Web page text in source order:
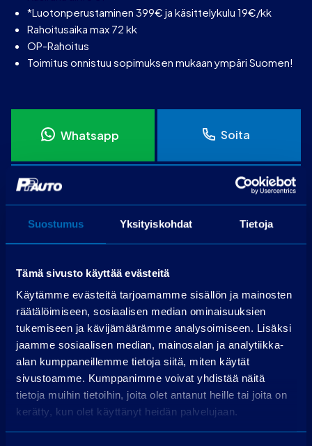
Suostumus Yksityiskohdat Tietoja
Tämä sivusto käyttää evästeitä
Käytämme evästeitä tarjoamamme sisällön ja mainosten
räätälöimiseen, sosiaalisen median ominaisuuksien
tukemiseen ja kävijämäärämme analysoimiseen. Lisäksi
jaamme sosiaalisen median, mainosalan ja analytiikka-
alan kumppaneillemme tietoja siitä, miten käytät
sivustoamme. Kumppanimme voivat yhdistää näitä
tietoja muihin tietoihin, joita olet antanut heille tai joita on
kerätty, kun olet käyttänyt heidän palvelujaan.
*Luotonperustaminen 399€ ja käsittelykulu 19€/kk
Rahoitusaika max 72 kk
OP-Rahoitus
Toimitus onnistuu sopimuksen mukaan ympäri Suomen!
Whatsapp Soita
PP-auto Raisio
Allastie 1, 21200 Raisio
Puh.075 3040 5310
Laske rahoitus
Käsiraha (€):
Suurempi viimeinen erä (€):